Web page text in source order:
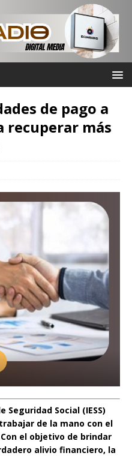
de pago a
recuperar más
Social (IESS)
de la mano con el
el objetivo de brindar
alivio financiero, la